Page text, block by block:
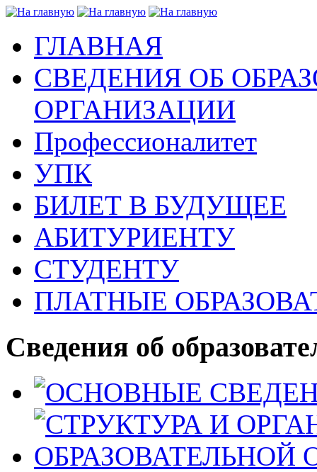
ГЛАВНАЯ
СВЕДЕНИЯ ОБ
ОРГАНИЗАЦИИ
Профессионалитет
УПК
БИЛЕТ В БУДУЩЕЕ
АБИТУРИЕНТУ
СТУДЕНТУ
ПЛАТНЫЕ
Сведения об